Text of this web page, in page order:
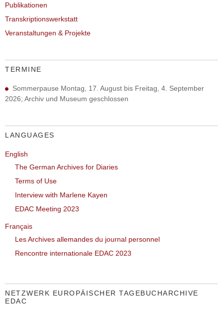
Publikationen
Transkriptionswerkstatt
Veranstaltungen & Projekte
TERMINE
Sommerpause Montag, 17. August bis Freitag, 4. September
2026; Archiv und Museum geschlossen
LANGUAGES
English
The German Archives for Diaries
Terms of Use
Interview with Marlene Kayen
EDAC Meeting 2023
Français
Les Archives allemandes du journal personnel
Rencontre internationale EDAC 2023
NETZWERK EUROPÄISCHER TAGEBUCHARCHIVE
EDAC